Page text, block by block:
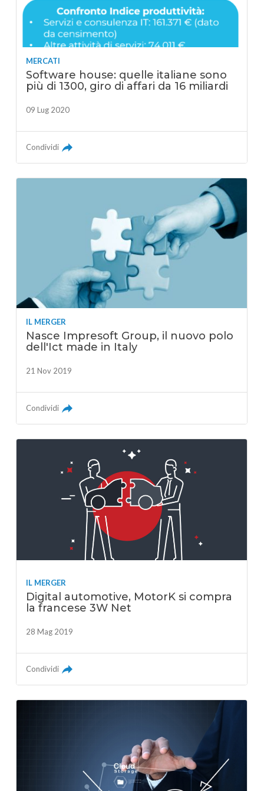
MERCATI
Software house: quelle italiane sono
più di 1300, giro di affari da 16 miliardi
09 Lug 2020
Condividi
IL MERGER
Nasce Impresoft Group, il nuovo polo
dell'Ict made in Italy
21 Nov 2019
Condividi
IL MERGER
Digital automotive, MotorK si compra
la francese 3W Net
28 Mag 2019
Condividi